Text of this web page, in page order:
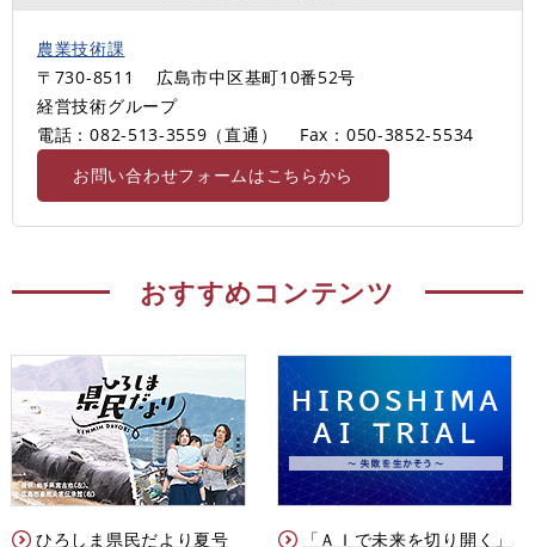
農業技術課
〒730-8511
広島市中区基町10番52号
経営技術グループ
電話：082-513-3559（直通）
Fax：050-3852-5534
お問い合わせフォームはこちらから
おすすめコンテンツ
ひろしま県民だより夏号
「ＡＩで未来を切り開く」